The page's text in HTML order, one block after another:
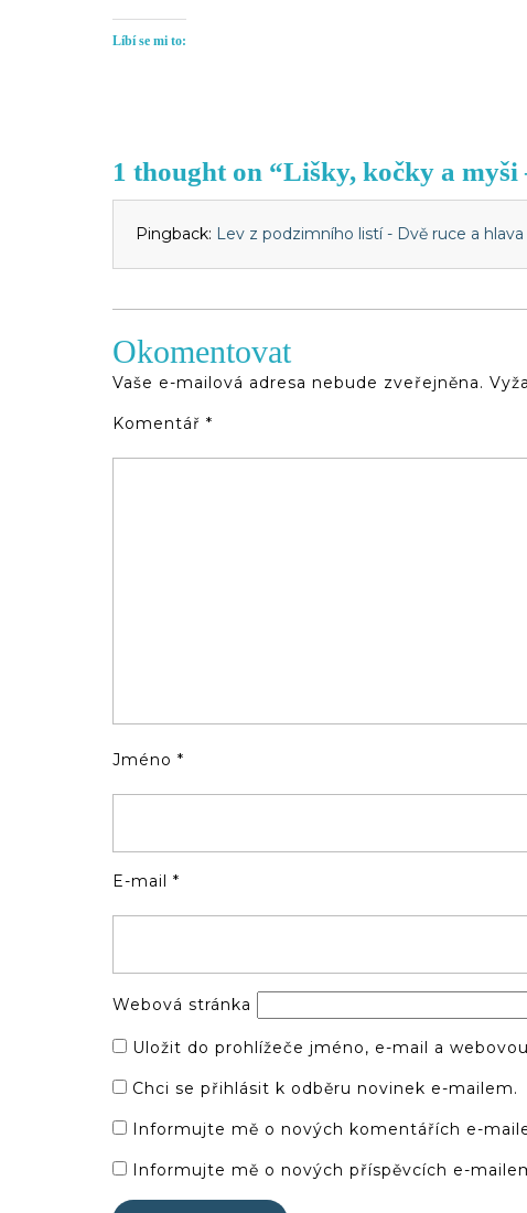
Líbí se mi to:
1 thought on “Lišky, kočky a
Pingback: Lev z podzimního listí - Dvě ruce a
Okomentovat
Vaše e-mailová adresa nebude zveřejněna.
Komentář *
Jméno *
E-mail *
Webová stránka
Uložit do prohlížeče jméno, e-mail a
Chci se přihlásit k odběru novinek e-mailem.
Informujte mě o nových komentářích e-
Informujte mě o nových příspěvcích e-